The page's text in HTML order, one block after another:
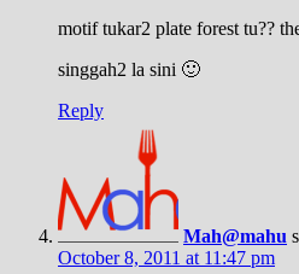
motif tukar2 plate forest tu??
singgah2 la sini 🙂
Reply
Mah@mahu
October 8, 2011 at 11:47 pm